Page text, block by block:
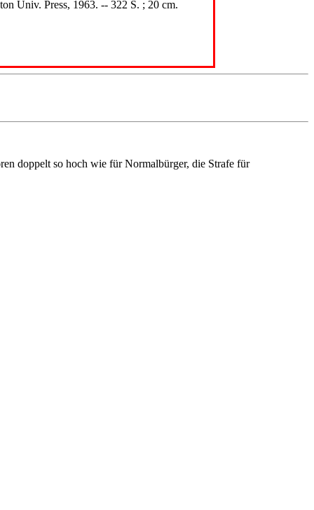
Univ. Press, 1963. -- 322 S. ; 20 cm.
doppelt so hoch wie für Normalbürger, die Strafe für